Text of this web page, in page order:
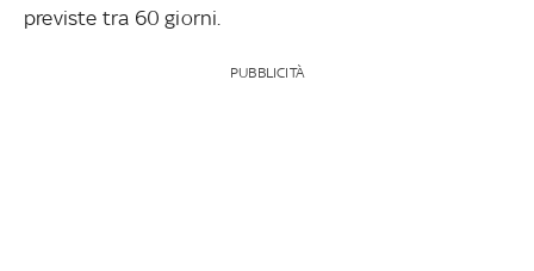
previste tra 60 giorni.
PUBBLICITÀ